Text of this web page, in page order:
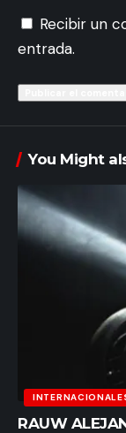
Recibir un
entrada.
You Might
RAUW